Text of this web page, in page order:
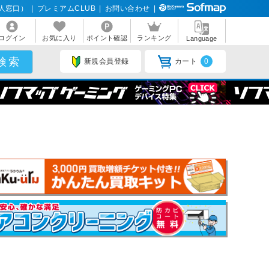
窓口） プレミアムCLUB お問い合わせ
ログイン お気に入り ポイント確認 ランキング Language
新規会員登録 カート 0